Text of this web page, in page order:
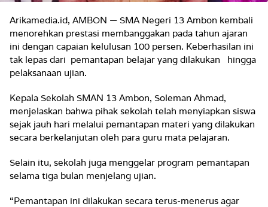
Arikamedia.id, AMBON — SMA Negeri 13 Ambon kembali
menorehkan prestasi membanggakan pada tahun ajaran
ini dengan capaian kelulusan 100 persen. Keberhasilan ini
tak lepas dari pemantapan belajar yang dilakukan hingga
pelaksanaan ujian.
Kepala Sekolah SMAN 13 Ambon, Soleman Ahmad,
menjelaskan bahwa pihak sekolah telah menyiapkan siswa
sejak jauh hari melalui pemantapan materi yang dilakukan
secara berkelanjutan oleh para guru mata pelajaran.
Selain itu, sekolah juga menggelar program pemantapan
selama tiga bulan menjelang ujian.
“Pemantapan ini dilakukan secara terus-menerus agar